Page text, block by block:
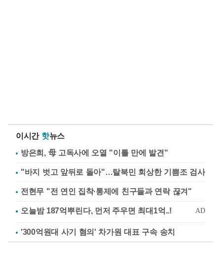
이시간 핫뉴스
방은희, 母 고독사에 오열 "이틀 만에 발견"
"바지 벗고 앞뒤로 돌아"…탈북민 회상한 기쁨조 검사
전현무 "전 연인 집착·통제에 친구들과 연락 끊겨"
'300억원대 사기 혐의' 차가원 대표 구속 송치